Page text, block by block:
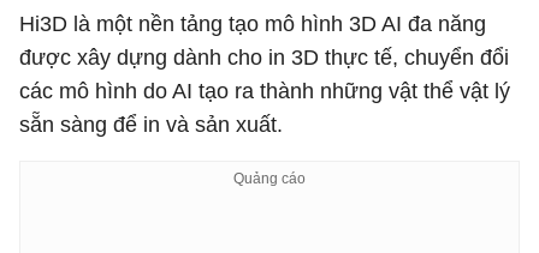
Hi3D là một nền tảng tạo mô hình 3D AI đa năng
được xây dựng dành cho in 3D thực tế, chuyển đổi
các mô hình do AI tạo ra thành những vật thể vật lý
sẵn sàng để in và sản xuất.